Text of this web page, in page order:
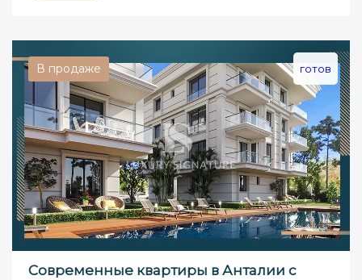
В продаже готов
Современные квартиры в Анталии с